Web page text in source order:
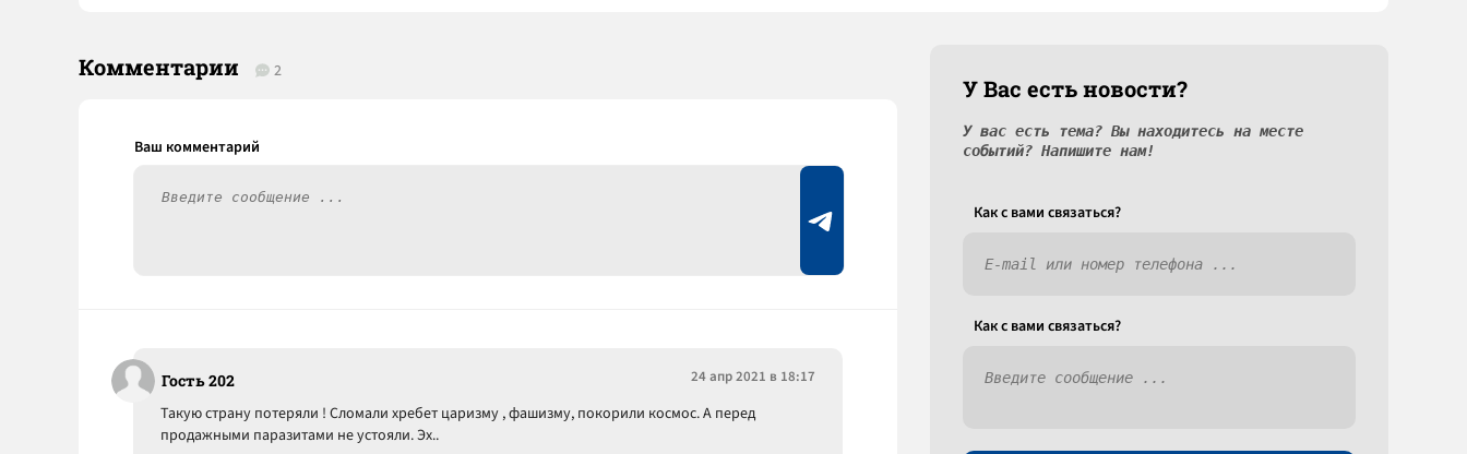
Комментарии 2
Гость 202 24 апр 2021 в 18:17
Такую страну потеряли ! Сломали хребет царизму , фашизму, покорили космос. А перед
продажными паразитами не устояли. Эх..
У Вас есть новости?
У вас есть тема? Вы находитесь на месте
событий? Напишите нам!
Как c вами связаться?
Как c вами связаться?